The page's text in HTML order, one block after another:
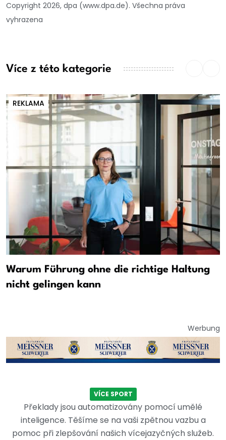
Copyright 2026, dpa (www.dpa.de). Všechna práva
vyhrazena
Více z této kategorie
REKLAMA
Warum Führung ohne die richtige Haltung
nicht gelingen kann
Werbung
VÍCE SPORT
Překlady jsou automatizovány pomocí umělé
inteligence. Těšíme se na vaši zpětnou vazbu a
pomoc při zlepšování našich vícejazyčných služeb.